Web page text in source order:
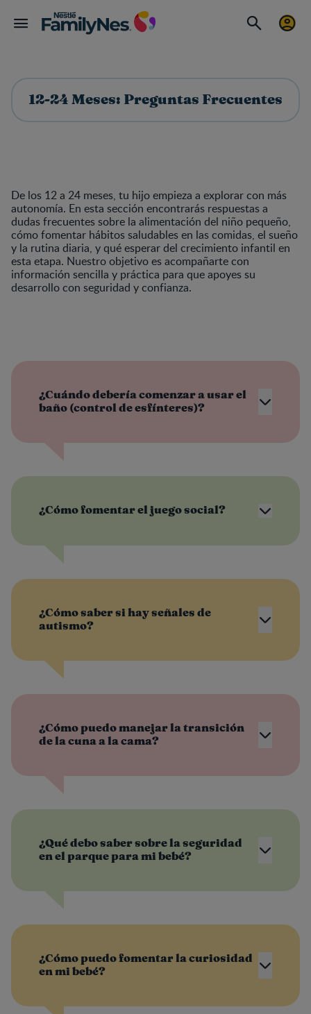
12-24 Meses: Preguntas Frecuentes
De los 12 a 24 meses, tu hijo empieza a explorar con más
autonomía. En esta sección encontrarás respuestas a
dudas frecuentes sobre la alimentación del niño pequeño,
cómo fomentar hábitos saludables en las comidas, el sueño
y la rutina diaria, y qué esperar del crecimiento infantil en
esta etapa. Nuestro objetivo es acompañarte con
información sencilla y práctica para que apoyes su
desarrollo con seguridad y confianza.
¿Cuándo debería comenzar a usar el
baño (control de esfínteres)?
¿Cómo fomentar el juego social?
¿Cómo saber si hay señales de
autismo?
¿Cómo puedo manejar la transición
de la cuna a la cama?
¿Qué debo saber sobre la seguridad
en el parque para mi bebé?
¿Cómo puedo fomentar la curiosidad
en mi bebé?